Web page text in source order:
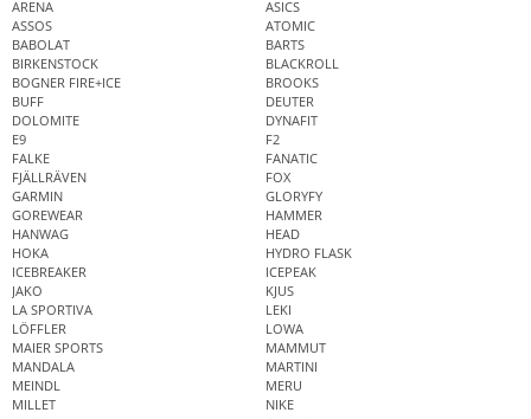
ARENA
ASICS
ASSOS
ATOMIC
BABOLAT
BARTS
BIRKENSTOCK
BLACKROLL
BOGNER FIRE+ICE
BROOKS
BUFF
DEUTER
DOLOMITE
DYNAFIT
E9
F2
FALKE
FANATIC
FJÄLLRÄVEN
FOX
GARMIN
GLORYFY
GOREWEAR
HAMMER
HANWAG
HEAD
HOKA
HYDRO FLASK
ICEBREAKER
ICEPEAK
JAKO
KJUS
LA SPORTIVA
LEKI
LÖFFLER
LOWA
MAIER SPORTS
MAMMUT
MANDALA
MARTINI
MEINDL
MERU
MILLET
NIKE